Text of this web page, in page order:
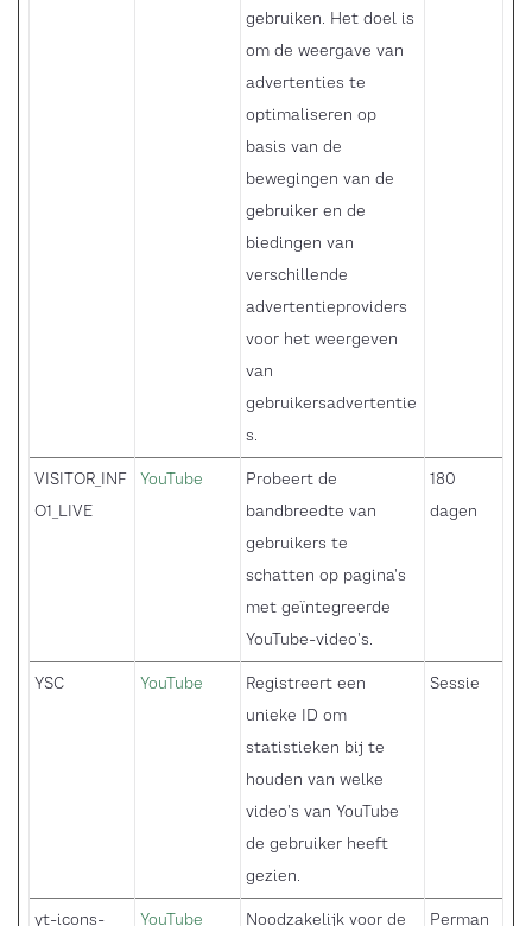
gebruiken. Het doel is
om de weergave van
advertenties te
optimaliseren op
basis van de
bewegingen van de
gebruiker en de
biedingen van
verschillende
advertentieproviders
voor het weergeven
van
gebruikersadvertentie
s.
VISITOR_INF
O1_LIVE
YouTube
Probeert de
bandbreedte van
gebruikers te
schatten op pagina's
met geïntegreerde
YouTube-video's.
180
dagen
YSC YouTube
Registreert een
unieke ID om
statistieken bij te
houden van welke
video's van YouTube
de gebruiker heeft
gezien.
Sessie
yt-icons- YouTube Noodzakelijk voor de Perman